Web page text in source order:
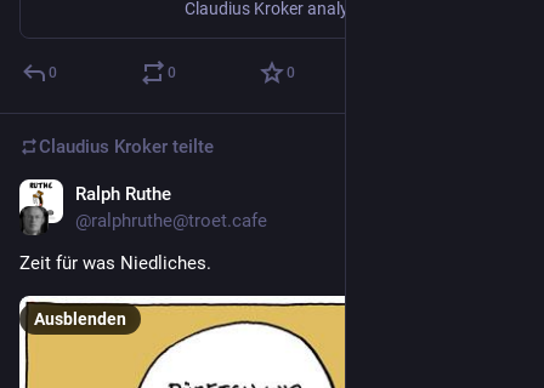
0 0 0
Claudius Kroker teilte
Ralph Ruthe
@ralphruthe@troet.cafe
Zeit für was Niedliches.
Ausblenden